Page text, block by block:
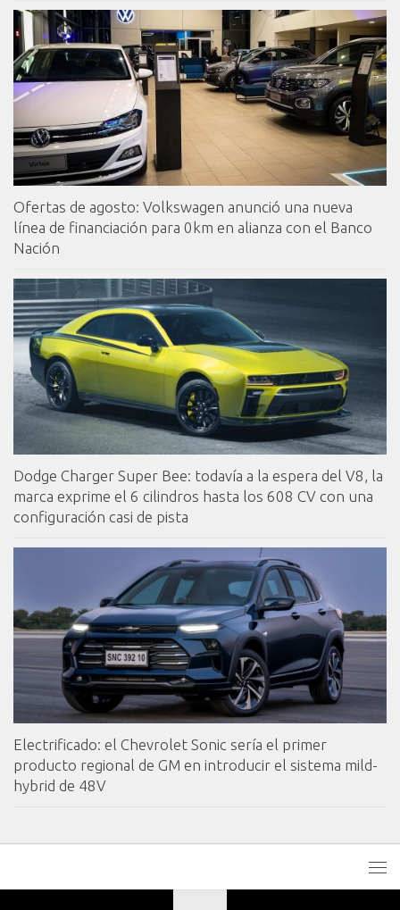
Ofertas de agosto: Volkswagen anunció una nueva
línea de financiación para 0km en alianza con el Banco
Nación
Dodge Charger Super Bee: todavía a la espera del V8, la
marca exprime el 6 cilindros hasta los 608 CV con una
configuración casi de pista
Electrificado: el Chevrolet Sonic sería el primer
producto regional de GM en introducir el sistema mild-
hybrid de 48V